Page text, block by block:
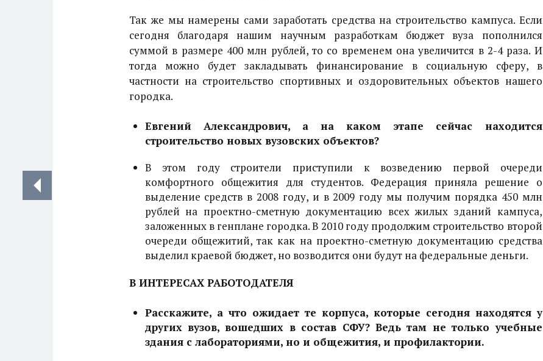
Так же мы намерены сами заработать средства на строительство кампуса. Если
сегодня благодаря нашим научным разработкам бюджет вуза пополнился
суммой в размере 400 млн рублей, то со временем она увеличится в 2-4 раза. И
тогда можно будет закладывать финансирование в социальную сферу, в
частности на строительство спортивных и оздоровительных объектов нашего
городка.
Евгений Александрович, а на каком этапе сейчас находится
строительство новых вузовских объектов?
В этом году строители приступили к возведению первой очереди
комфортного общежития для студентов. Федерация приняла решение о
выделение средств в 2008 году, и в 2009 году мы получим порядка 450 млн
рублей на проектно-сметную документацию всех жилых зданий кампуса,
заложенных в генплане городка. В 2010 году продолжим строительство второй
очереди общежитий, так как на проектно-сметную документацию средства
выделил краевой бюджет, но возводится они будут на федеральные деньги.
В ИНТЕРЕСАХ РАБОТОДАТЕЛЯ
Расскажите, а что ожидает те корпуса, которые сегодня находятся у
других вузов, вошедших в состав СФУ? Ведь там не только учебные
здания с лабораториями, но и общежития, и профилактории.